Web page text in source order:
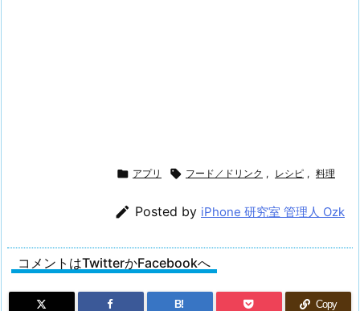
 アプリ  フード／ドリンク , レシピ , 料理
 Posted by iPhone 研究室 管理人 Ozk
コメントはTwitterかFacebookへ
B! Copy